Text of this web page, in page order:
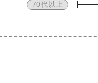
70代以上